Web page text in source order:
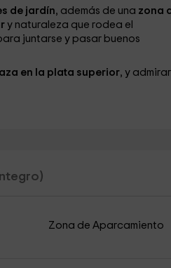
de jardín, además de una zona
y naturaleza que rodea el
juntarse y pasar buenos
en la plata superior, y
Zona de Aparcamiento